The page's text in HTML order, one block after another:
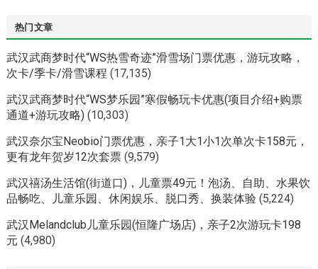
热门文章
武汉武商梦时代“WS热雪奇迹”滑雪场门票优惠，游玩攻略，
次卡/季卡/滑雪课程 (17,135)
武汉武商梦时代“WS梦乐园”寒假畅玩卡优惠(项目介绍+购票
通道+游玩攻略) (10,303)
武汉奈尔宝Neobio门票优惠，亲子1大1小1次单次卡158元，
更有龙年贺岁12次套票 (9,579)
武汉禧汤生活馆(街道口)，儿童票49元！泡汤、自助、水果饮
品畅吃、儿童乐园、休闲娱乐、脱口秀、换装体验 (5,224)
武汉Melandclub儿童乐园(恒隆广场店)，亲子2次游玩卡198
元 (4,980)